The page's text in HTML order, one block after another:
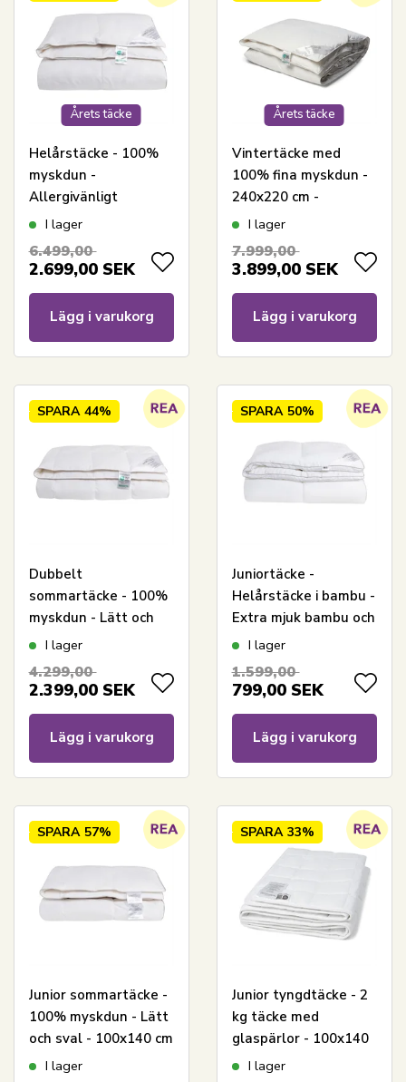
Årets täcke
Helårstäcke - 100%
myskdun -
Allergivänligt
duntäcke - 240x220
Home täcke
I lager
6.499,00
2.699,00 SEK
Lägg i varukorg
Årets täcke
Vintertäcke med
100% fina myskdun -
240x220 cm -
Allergivänligt
Nordstrand Home
I lager
7.999,00
3.899,00 SEK
Lägg i varukorg
SPARA 44%
Dubbelt
sommartäcke - 100%
myskdun - Lätt och
sval - 240x220 cm -
I lager
4.299,00
2.399,00 SEK
Lägg i varukorg
SPARA 50%
Juniortäcke -
Helårstäcke i bambu -
Extra mjuk bambu och
dunfiber -
100x140 cm -
I lager
1.599,00
799,00 SEK
Lägg i varukorg
SPARA 57%
Junior sommartäcke -
100% myskdun - Lätt
och sval - 100x140 cm
- Nordstrand Home
I lager
SPARA 33%
Junior tyngdtäcke - 2
kg täcke med
glaspärlor - 100x140
cm - Tyngdtäcke för
I lager